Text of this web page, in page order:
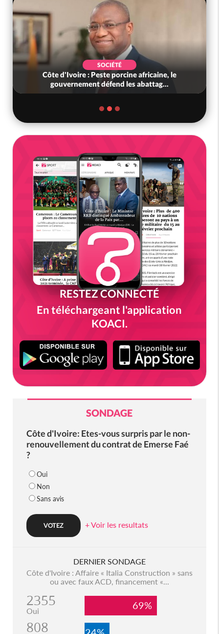
SOCIÉTÉ
d'Ivoire : Peste porcine africaine, le
défend les abattag...
RESTEZ CONNECTÉ
En téléchargeant l'application
KOACI.
SONDAGE
Côte d'Ivoire: Etes-vous surpris par le non-
renouvellement du contrat de Emerse Faé
?
Oui
Non
Sans avis
+ Voir les resultats
DERNIER SONDAGE
Côte d'Ivoire : Affaire « Italia Construction » sans
ou avec faux ACD, financement «...
2355
Oui 69%
808